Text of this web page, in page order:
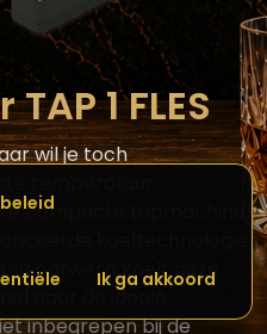
1 FLES
wil je toch
compacte tapmachine
ontwerp koelt deze
naar de ideale
inbegrepen bij de
Ik ga akkoord